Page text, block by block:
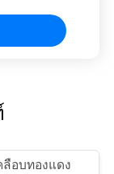
ลือบทองแดง